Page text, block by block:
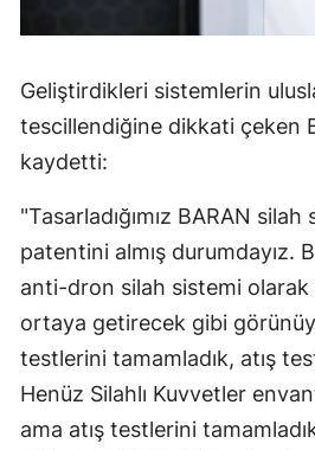
Geliştirdikleri sistemlerin
tescillendiğine dikkati çeken
kaydetti:
"Tasarladığımız BARAN
patentini almış durumdayız.
anti-dron silah sistemi olarak
ortaya getirecek gibi
testlerini tamamladık, atış
Henüz Silahlı Kuvvetler
ama atış testlerini